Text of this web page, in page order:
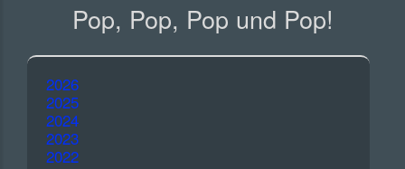
Pop, Pop, Pop und Pop!
2026
2025
2024
2023
2022